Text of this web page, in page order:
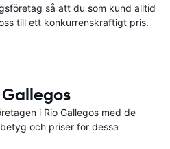
så att du som kund alltid
till ett konkurrenskraftigt pris.
i Rio Gallegos med de
och priser för dessa